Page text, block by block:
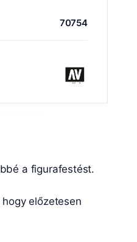
70754
a figurafestést.
előzetesen